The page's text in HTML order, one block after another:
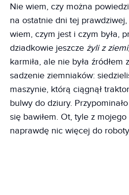
Nie wiem, czy można
na ostatnie dni tej
wiem, czym jest i czym była,
dziadkowie jeszcze żyli z ziemi
karmiła, ale nie była źródłem
sadzenie ziemniaków:
maszynie, którą ciągnął
bulwy do dziury.
się bawiłem. Ot, tyle z
naprawdę nic więcej do